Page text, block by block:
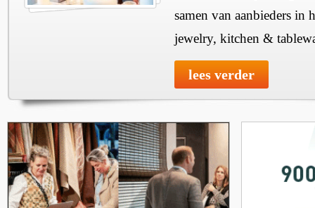
samen van aanbieders in
jewelry, kitchen &
lees verder